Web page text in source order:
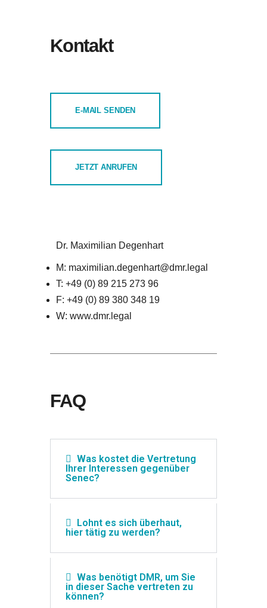
Kontakt
E-MAIL SENDEN
JETZT ANRUFEN
Dr. Maximilian Degenhart
M: maximilian.degenhart@dmr.legal
T: +49 (0) 89 215 273 96
F: +49 (0) 89 380 348 19
W: www.dmr.legal
FAQ
Was kostet die Vertretung
Ihrer Interessen gegenüber
Senec?
Lohnt es sich überhaut,
hier tätig zu werden?
Was benötigt DMR, um Sie
in dieser Sache vertreten zu
können?